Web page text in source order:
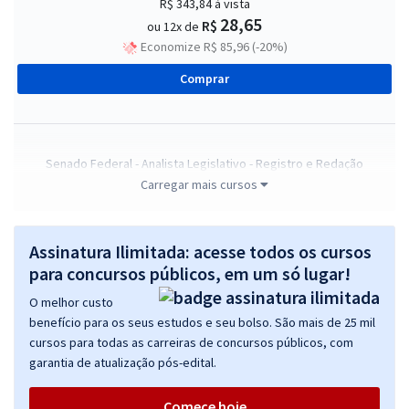
R$ 343,84à vista
ou 12x de R$ 28,65
Economize R$ 85,96 (-20%)
Comprar
Senado Federal - Analista Legislativo - Registro e Redação
Parlamentar
28,66
Economize R$ 85,98 (-20%)
Comprar
Senado Federal - Conhecimentos Gerais para o Cargo de Analista
Legislativo - Especialidade: Registro e Redação Parlamentar
Carregar mais cursos
Assinatura Ilimitada: acesse todos os cursos
para concursos públicos, em um só lugar!
O melhor custo
benefício para os seus estudos e seu bolso. São mais de 25 mil
cursos para todas as carreiras de concursos públicos, com
garantia de atualização pós-edital.